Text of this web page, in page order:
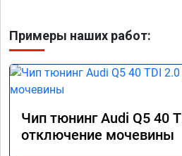
Примеры наших работ:
Чип тюнинг Audi Q5 40
отключение мочевины